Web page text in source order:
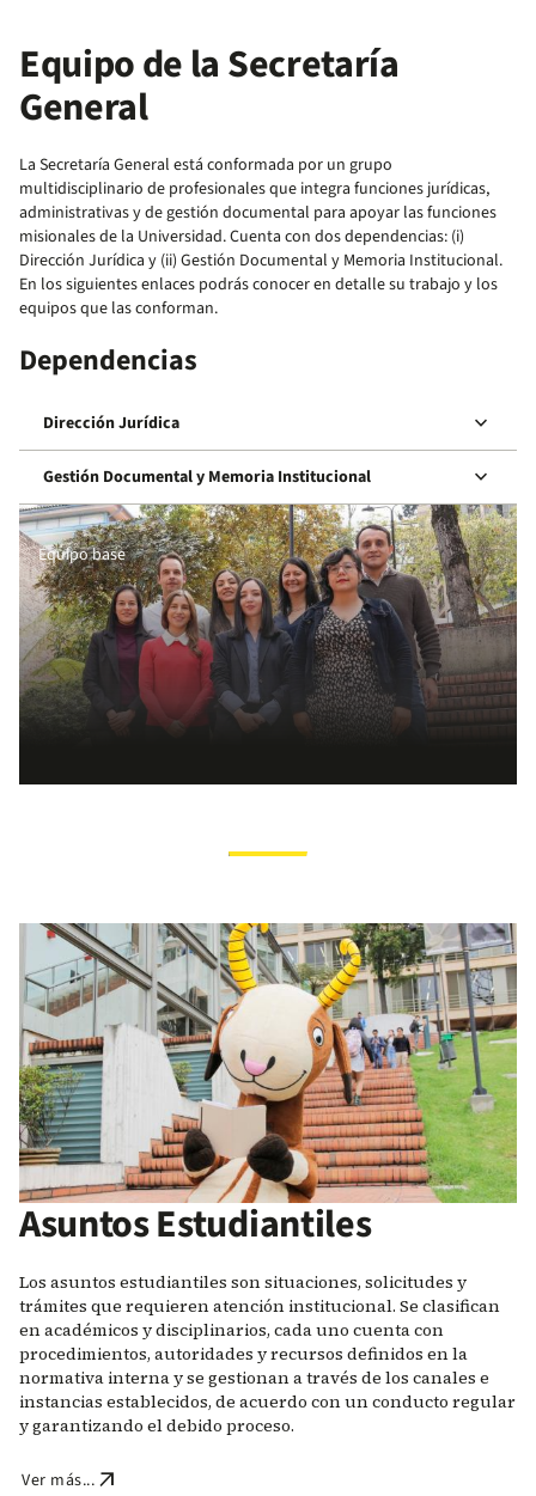
Equipo de la Secretaría
General
La Secretaría General está conformada por un grupo
multidisciplinario de profesionales que integra funciones jurídicas,
administrativas y de gestión documental para apoyar las funciones
misionales de la Universidad. Cuenta con dos dependencias: (i)
Dirección Jurídica y (ii) Gestión Documental y Memoria Institucional.
En los siguientes enlaces podrás conocer en detalle su trabajo y los
equipos que las conforman.
Dependencias
Dirección Jurídica keyboard_arrow_down
Gestión Documental y Memoria Institucional keyboard_arrow_down
Equipo base
Asuntos Estudiantiles
Los asuntos estudiantiles son situaciones, solicitudes y
trámites que requieren atención institucional. Se clasifican
en académicos y disciplinarios, cada uno cuenta con
procedimientos, autoridades y recursos definidos en la
normativa interna y se gestionan a través de los canales e
instancias establecidos, de acuerdo con un conducto regular
y garantizando el debido proceso.
Ver más... arrow_outward